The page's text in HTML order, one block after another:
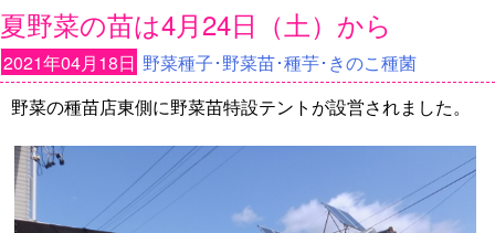
夏野菜の苗は4月24日（土）から
2021年04月18日 野菜種子･野菜苗･種芋･きのこ種菌
野菜の種苗店東側に野菜苗特設テントが設営されました。